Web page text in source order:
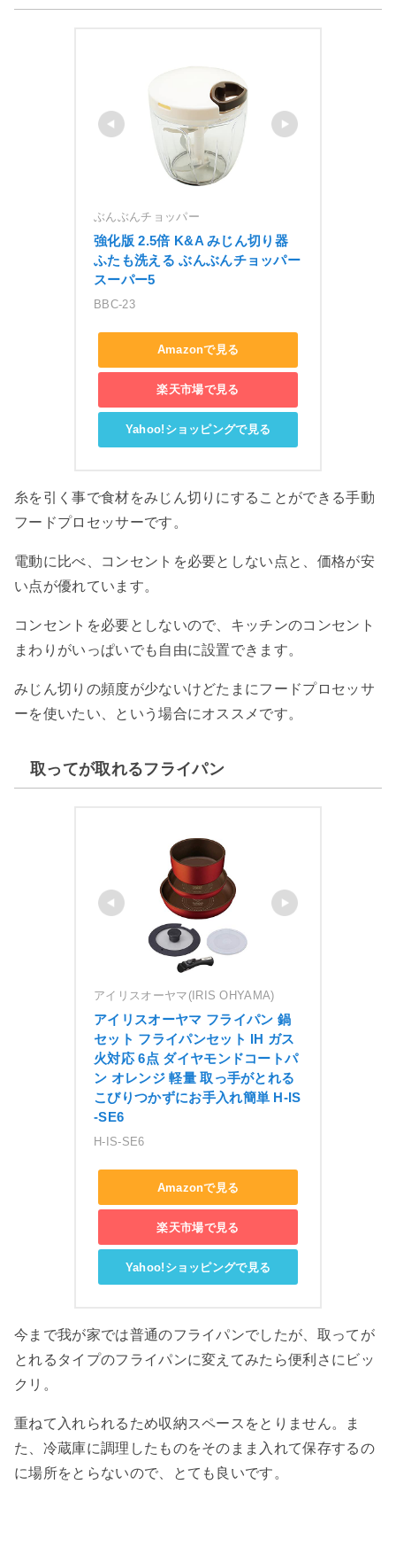
ぶんぶんチョッパー
強化版 2.5倍 K&A みじん切り器
ふたも洗える ぶんぶんチョッパー
スーパー5
BBC-23
Amazonで見る
楽天市場で見る
Yahoo!ショッピングで見る
糸を引く事で食材をみじん切りにすることができる手動
フードプロセッサーです。
電動に比べ、コンセントを必要としない点と、価格が安
い点が優れています。
コンセントを必要としないので、キッチンのコンセント
まわりがいっぱいでも自由に設置できます。
みじん切りの頻度が少ないけどたまにフードプロセッサ
ーを使いたい、という場合にオススメです。
取ってが取れるフライパン
アイリスオーヤマ(IRIS OHYAMA)
アイリスオーヤマ フライパン 鍋
セット フライパンセット IH ガス
火対応 6点 ダイヤモンドコートパ
ン オレンジ 軽量 取っ手がとれる
こびりつかずにお手入れ簡単 H-IS
-SE6
H-IS-SE6
Amazonで見る
楽天市場で見る
Yahoo!ショッピングで見る
今まで我が家では普通のフライパンでしたが、取ってが
とれるタイプのフライパンに変えてみたら便利さにビッ
クリ。
重ねて入れられるため収納スペースをとりません。ま
た、冷蔵庫に調理したものをそのまま入れて保存するの
に場所をとらないので、とても良いです。